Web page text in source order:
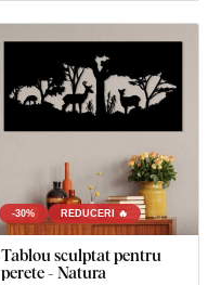
-30% REDUCERI 🔥
Tablou sculptat pentru
perete - Natura